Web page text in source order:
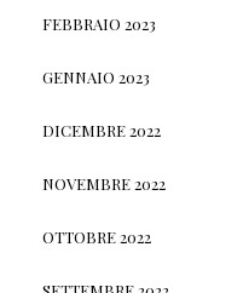
FEBBRAIO 2023
GENNAIO 2023
DICEMBRE 2022
NOVEMBRE 2022
OTTOBRE 2022